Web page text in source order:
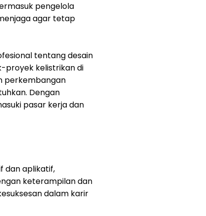
pengelola
agar tetap
tentang desain
proyek kelistrikan di
perkembangan
Dengan
pasar kerja dan
dan aplikatif,
keterampilan dan
dalam karir